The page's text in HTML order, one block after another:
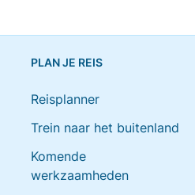
PLAN JE REIS
Reisplanner
Trein naar het buitenland
Komende
werkzaamheden